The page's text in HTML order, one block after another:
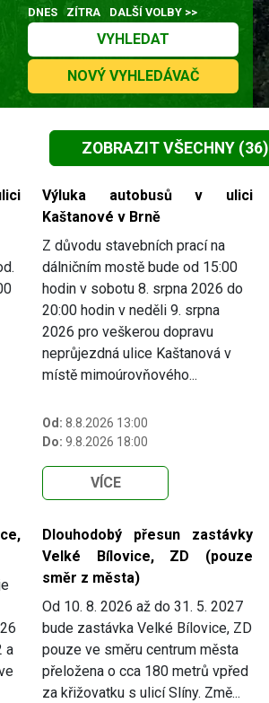
DNES ZÍTRA DALŠÍ VOLBY >>
VYHLEDAT
NOVÝ VYHLEDÁVAČ
ZOBRAZIT VŠECHNY(36)
Výluka autobusů v ulici
Kaštanové v Brně
Z důvodu stavebních prací na
dálničním mostě bude od 15:00
hodin v sobotu 8. srpna 2026 do
20:00 hodin v neděli 9. srpna
2026 pro veškerou dopravu
neprůjezdná ulice Kaštanová v
místě mimoúrovňového...
Od: 8.8.2026 13:00
Do: 9.8.2026 18:00
VÍCE
a
Dlouhodobý přesun zastávky
Velké Bílovice, ZD (pouze
směr z města)
Od 10. 8. 2026 až do 31. 5. 2027
bude zastávka Velké Bílovice, ZD
pouze ve směru centrum města
přeložena o cca 180 metrů vpřed
za křižovatku s ulicí Slíny. Změ...